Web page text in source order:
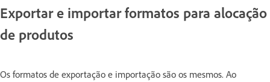
Exportar e importar formatos para alocação
de produtos
Os formatos de exportação e importação são os mesmos. Ao